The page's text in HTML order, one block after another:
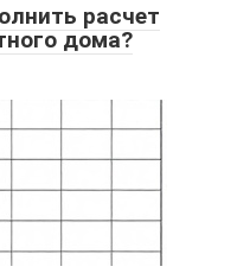
расчет
дома?